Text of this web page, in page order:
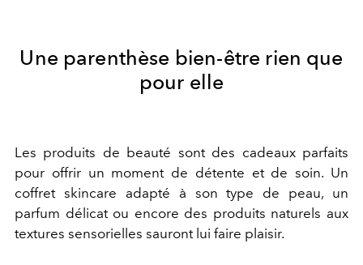
Une parenthèse bien-être rien que
pour elle
Les produits de beauté sont des cadeaux parfaits
pour offrir un moment de détente et de soin. Un
coffret skincare adapté à son type de peau, un
parfum délicat ou encore des produits naturels aux
textures sensorielles sauront lui faire plaisir.